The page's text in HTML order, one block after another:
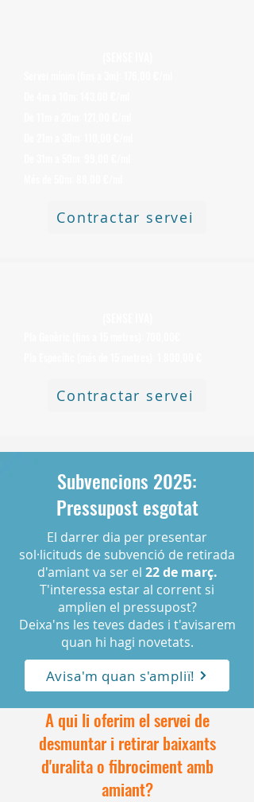
Contractar servei
Contractar servei
Subvencions 2025:
Pressupost esgotat
El darrer dia per presentar
sol·licituds de subvenció de retirada
d'amiant va ser el 22 de març.
T'interessa estar al corrent si
amplien el pressupost?
Deixa'ns les teves dades i t'avisarem
quan hi hagi novetats.
Avisa'm quan s'ampliï!
A qui li oferim el servei de
desmuntar i retirar baixants
d'uralita o fibrociment amb
amiant?